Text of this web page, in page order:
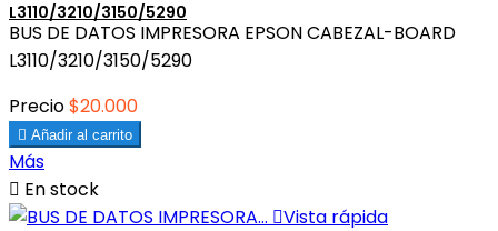
L3110/3210/3150/5290
BUS DE DATOS IMPRESORA EPSON CABEZAL-BOARD
L3110/3210/3150/5290
Precio$20.000
 Añadir al carrito
Más
 En stock
Vista rápida